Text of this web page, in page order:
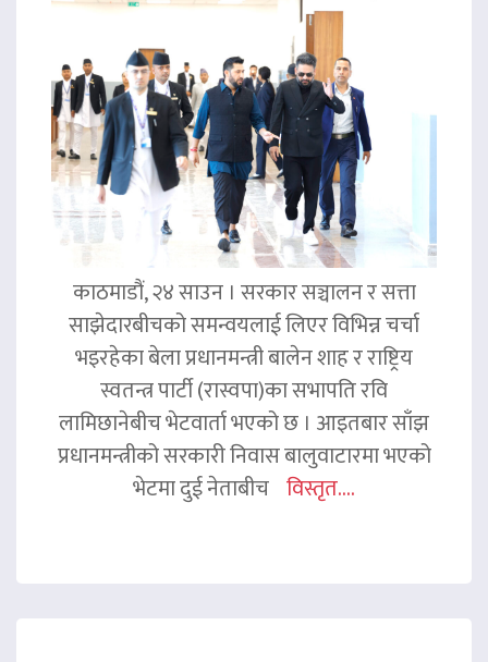
काठमाडौं, २४ साउन । सरकार सञ्चालन र सत्ता
साझेदारबीचको समन्वयलाई लिएर विभिन्न चर्चा
भइरहेका बेला प्रधानमन्त्री बालेन शाह र राष्ट्रिय
स्वतन्त्र पार्टी (रास्वपा)का सभापति रवि
लामिछानेबीच भेटवार्ता भएको छ । आइतबार साँझ
प्रधानमन्त्रीको सरकारी निवास बालुवाटारमा भएको
भेटमा दुई नेताबीच विस्तृत....